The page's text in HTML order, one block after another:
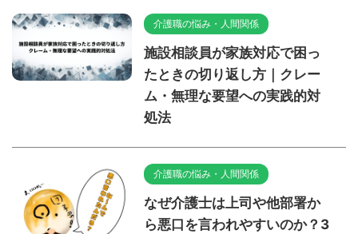
介護職の悩み・人間関係
施設相談員が家族対応で困っ
たときの切り返し方｜クレー
ム・無理な要望への実践的対
処法
介護職の悩み・人間関係
なぜ介護士は上司や他部署か
ら悪口を言われやすいのか？3